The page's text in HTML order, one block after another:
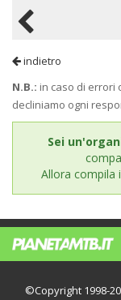
indietro
N.B.: in caso di errori
decliniamo ogni
Sei
Allora compila
©Copyright 1998-